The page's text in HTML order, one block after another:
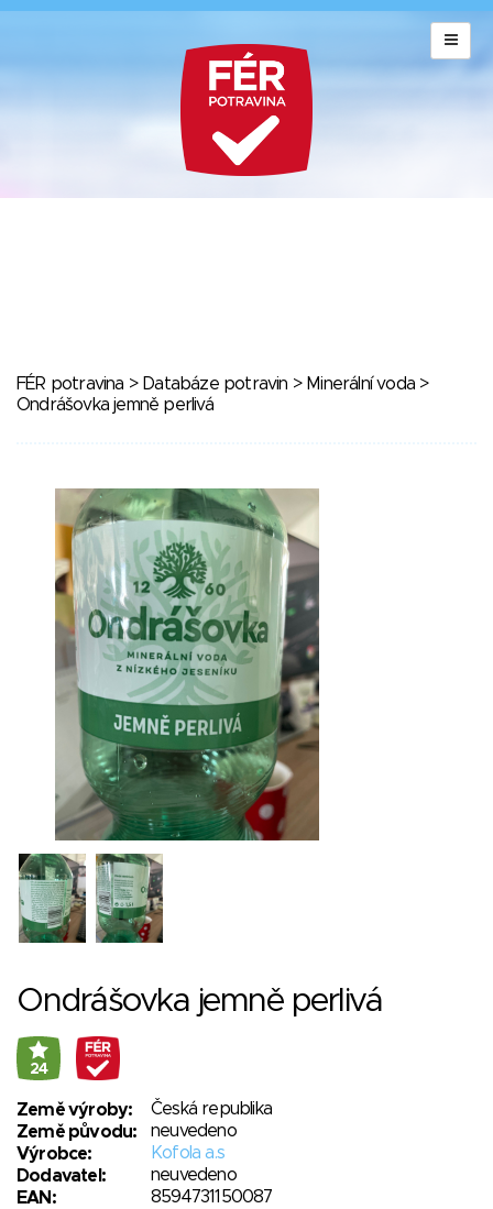
FÉR potravina > Databáze potravin > Minerální voda >
Ondrášovka jemně perlivá
Ondrášovka jemně perlivá
24
Země výroby:
Česká republika
Země původu:
neuvedeno
Výrobce:
Kofola a.s
Dodavatel:
neuvedeno
EAN:
8594731150087